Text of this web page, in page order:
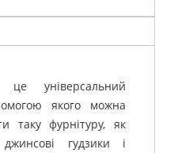
універсальний
якого можна
таку фурнітуру, як
гудзики і